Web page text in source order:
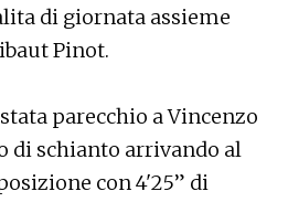
di giornata assieme
Pinot.
parecchio a Vincenzo
di schianto arrivando al
con 4'25” di